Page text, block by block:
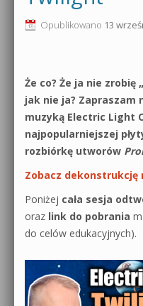
Produkcja muzyczna od
Sound Forge od podstaw
Dubstep z
Kontakt 5 Kompendium
0dB.pl - informacje
Materiały dla mediów
Archiwum aktualności
Polityka prywatności
Regulamin
Działanie sklepu
Opublikowano 13
Że co? Że ja nie zrobię
jak nie ja? Zapraszam
muzyką Electric Light
najpopularniejszej
rozbiórkę utworów
Zobacz dekonstrukcję
Poniżej cała sesja
oraz link do pobrania
do celów edukacyjnych).